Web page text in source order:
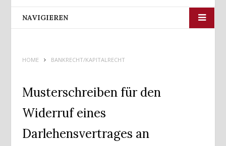
NAVIGIEREN
HOME BANKRECHT/KAPITALRECHT
Musterschreiben für den
Widerruf eines
Darlehensvertrages an